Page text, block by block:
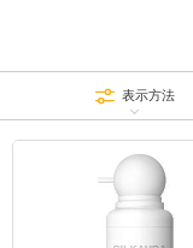
表示方法